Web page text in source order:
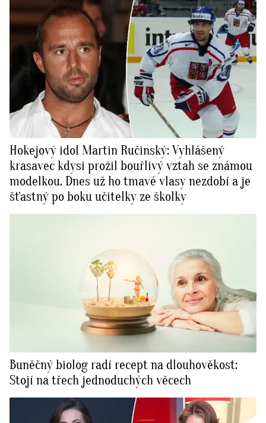
Hokejový idol Martin Ručinský: Vyhlášený
krasavec kdysi prožil bouřlivý vztah se známou
modelkou. Dnes už ho tmavé vlasy nezdobí a je
šťastný po boku učitelky ze školky
Buněčný biolog radí recept na dlouhověkost:
Stojí na třech jednoduchých věcech